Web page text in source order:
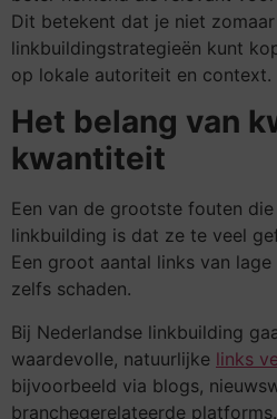
Dit betekent dat je niet
linkbuildingstrategieën kunt
op lokale autoriteit en context.
Het belang van
kwantiteit
Een van de grootste fouten
linkbuilding is dat ze te veel
Een groot aantal links van
zelfs schaden.
Bij Nederlandse linkbuilding
waardevolle, natuurlijke links
bijvoorbeeld via blogs,
branchegerelateerde